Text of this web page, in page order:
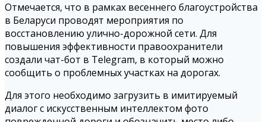
Отмечается, что в рамках весеннего благоустройства
в Беларуси проводят мероприятия по
восстановлению улично-дорожной сети. Для
повышения эффективности правоохранители
создали чат-бот в Telegram, в который можно
сообщить о проблемных участках на дорогах.
Для этого необходимо загрузить в имитируемый
диалог с искусственным интеллектом фото